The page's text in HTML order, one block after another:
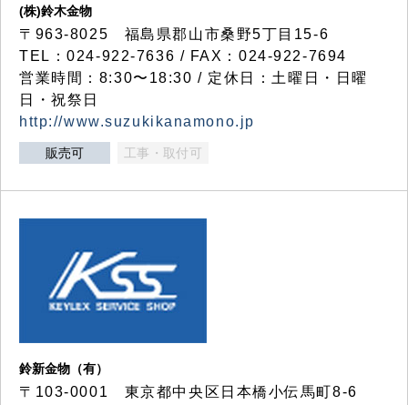
(株)鈴木金物
〒963-8025 福島県郡山市桑野5丁目15-6
TEL：024-922-7636 / FAX：024-922-7694
営業時間：8:30〜18:30 / 定休日：土曜日・日曜
日・祝祭日
http://www.suzukikanamono.jp
販売可 工事・取付可
鈴新金物（有）
〒103-0001 東京都中央区日本橋小伝馬町8-6